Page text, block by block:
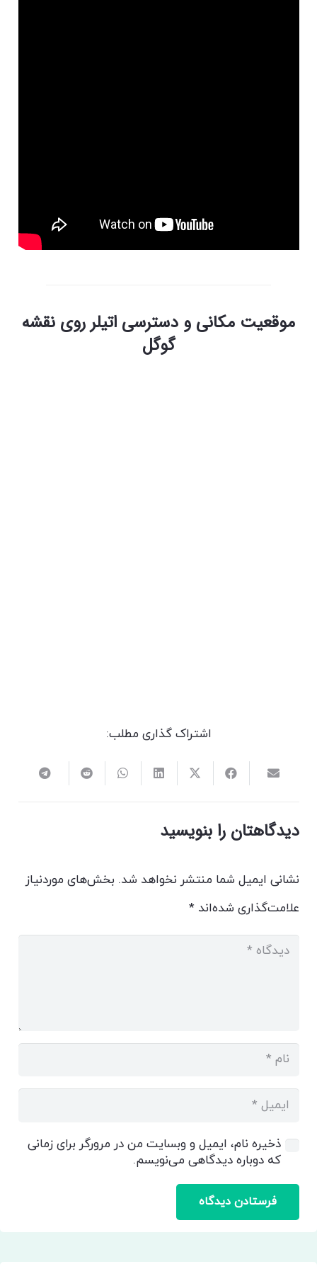
موقعیت مکانی و دسترسی اتیلر روی نقشه
گوگل
اشتراک گذاری مطلب:
دیدگاهتان را بنویسید
نشانی ایمیل شما منتشر نخواهد شد. بخش‌های موردنیاز
علامت‌گذاری شده‌اند*
ذخیره نام، ایمیل و وبسایت من در مرورگر برای زمانی
که دوباره دیدگاهی می‌نویسم.
فرستادن دیدگاه